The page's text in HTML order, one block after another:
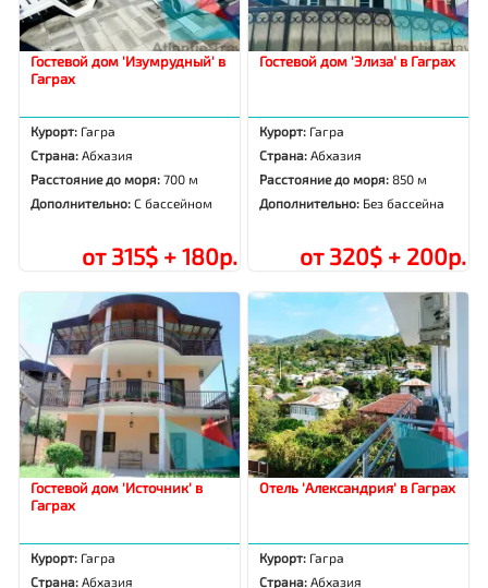
Гостевой дом 'Изумрудный' в
Гаграх
Курорт: Гагра
Страна:Абхазия
Расстояние до моря:700 м
Дополнительно:С бассейном
от 315$ + 180р.
Гостевой дом 'Элиза' в Гаграх
Курорт: Гагра
Страна:Абхазия
Расстояние до моря:850 м
Дополнительно: Без бассейна
от 320$ + 200р.
Гостевой дом 'Источник' в
Гаграх
Курорт: Гагра
Страна:Абхазия
Отель 'Александрия' в Гаграх
Курорт: Гагра
Страна:Абхазия